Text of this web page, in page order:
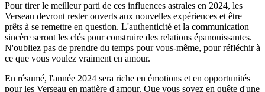
Pour tirer le meilleur parti de ces influences astrales en 2024, les
Verseau devront rester ouverts aux nouvelles expériences et être
prêts à se remettre en question. L'authenticité et la communication
sincère seront les clés pour construire des relations épanouissantes.
N'oubliez pas de prendre du temps pour vous-même, pour réfléchir à
ce que vous voulez vraiment en amour.
En résumé, l'année 2024 sera riche en émotions et en opportunités
pour les Verseau en matière d'amour. Que vous soyez en quête d'une